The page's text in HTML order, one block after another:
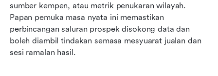
sumber kempen, atau metrik penukaran wilayah.
Papan pemuka masa nyata ini memastikan
perbincangan saluran prospek disokong data dan
boleh diambil tindakan semasa mesyuarat jualan dan
sesi ramalan hasil.